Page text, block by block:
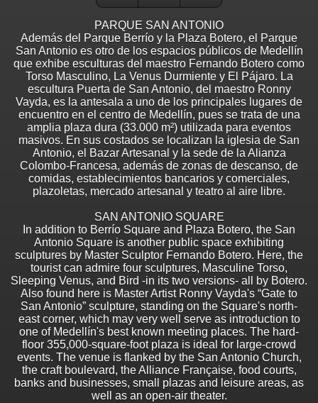
PARQUE SAN ANTONIO
Además del Parque Berrío y la Plaza Botero, el Parque
San Antonio es otro de los espacios públicos de Medellín
que exhibe esculturas del maestro Fernando Botero como
Torso Masculino, La Venus Durmiente y El Pájaro. La
escultura Puerta de San Antonio, del maestro Ronny
Vayda, es la antesala a uno de los principales lugares de
encuentro en el centro de Medellín, pues se trata de una
amplia plaza dura (33.000 m²) utilizada para eventos
masivos. En sus costados se localizan la iglesia de San
Antonio, el Bazar Artesanal y la sede de la Alianza
Colombo-Francesa, además de zonas de descanso, de
comidas, establecimientos bancarios y comerciales,
plazoletas, mercado artesanal y teatro al aire libre.
SAN ANTONIO SQUARE
In addition to Berrío Square and Plaza Botero, the San
Antonio Square is another public space exhibiting
sculptures by Master Sculptor Fernando Botero. Here, the
tourist can admire four sculptures, Masculine Torso,
Sleeping Venus, and Bird -in its two versions- all by Botero.
Also found here is Master Artist Ronny Vayda's “Gate to
San Antonio” sculpture, standing on the Square's north-
east corner, which may very well serve as introduction to
one of Medellín's best known meeting places. The hard-
floor 355,000-square-foot plaza is ideal for large-crowd
events. The venue is flanked by the San Antonio Church,
the craft boulevard, the Alliance Française, food courts,
banks and businesses, small plazas and leisure areas, as
well as an open-air theater.